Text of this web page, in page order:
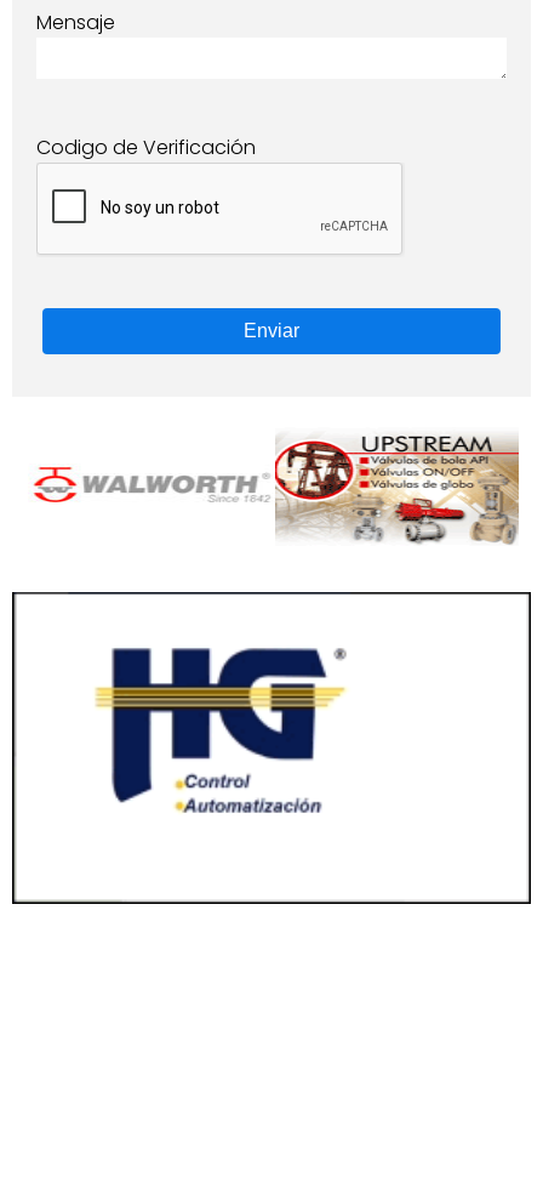
Mensaje
Codigo de Verificación
Enviar